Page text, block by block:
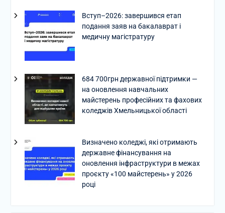
Вступ–2026: завершився етап
подання заяв на бакалаврат і
медичну магістратуру
684 700грн державної підтримки —
на оновлення навчальних
майстерень професійних та фахових
коледжів Хмельницької області
Визначено коледжі, які отримають
державне фінансування на
оновлення інфраструктури в межах
проєкту «100 майстерень» у 2026
році